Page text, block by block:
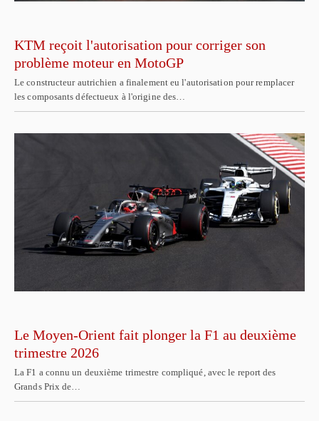
KTM reçoit l'autorisation pour corriger son
problème moteur en MotoGP
Le constructeur autrichien a finalement eu l'autorisation pour remplacer
les composants défectueux à l'origine des…
Le Moyen-Orient fait plonger la F1 au deuxième
trimestre 2026
La F1 a connu un deuxième trimestre compliqué, avec le report des
Grands Prix de…